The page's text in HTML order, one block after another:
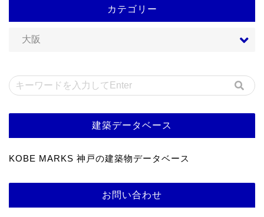
カテゴリー
建築データベース
KOBE MARKS 神戸の建築物データベース
お問い合わせ